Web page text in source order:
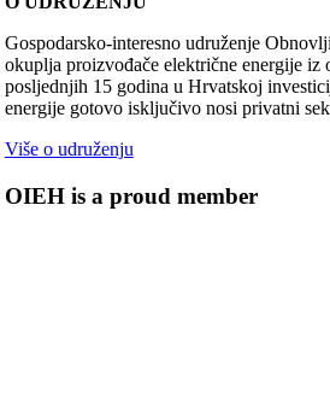
Gospodarsko-interesno udruženje
okuplja proizvođače električne energije
posljednjih 15 godina u Hrvatskoj
energije gotovo isključivo nosi privatni
Više o udruženju
OIEH is a proud member